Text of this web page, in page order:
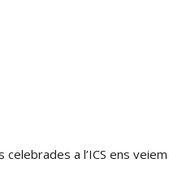
a l’ICS ens